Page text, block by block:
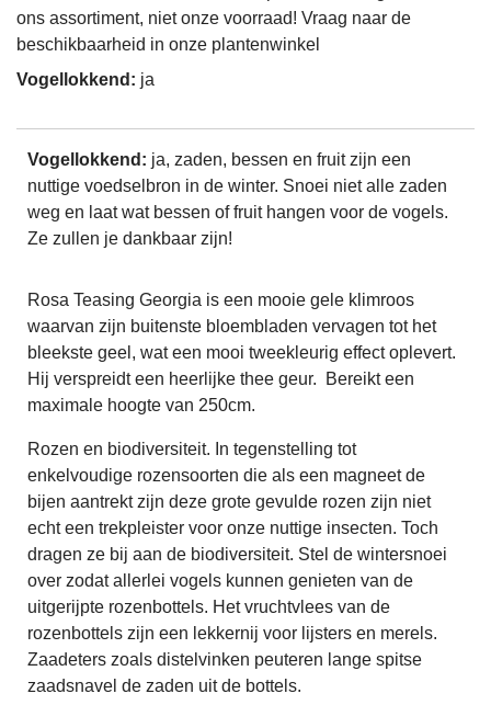
ons assortiment, niet onze voorraad! Vraag naar de
beschikbaarheid in onze plantenwinkel
Vogellokkend: ja
Vogellokkend: ja, zaden, bessen en fruit zijn een
nuttige voedselbron in de winter. Snoei niet alle zaden
weg en laat wat bessen of fruit hangen voor de vogels.
Ze zullen je dankbaar zijn!
Rosa Teasing Georgia is een mooie gele klimroos
waarvan zijn buitenste bloembladen vervagen tot het
bleekste geel, wat een mooi tweekleurig effect oplevert.
Hij verspreidt een heerlijke thee geur. Bereikt een
maximale hoogte van 250cm.
Rozen en biodiversiteit. In tegenstelling tot
enkelvoudige rozensoorten die als een magneet de
bijen aantrekt zijn deze grote gevulde rozen zijn niet
echt een trekpleister voor onze nuttige insecten. Toch
dragen ze bij aan de biodiversiteit. Stel de wintersnoei
over zodat allerlei vogels kunnen genieten van de
uitgerijpte rozenbottels. Het vruchtvlees van de
rozenbottels zijn een lekkernij voor lijsters en merels.
Zaadeters zoals distelvinken peuteren lange spitse
zaadsnavel de zaden uit de bottels.